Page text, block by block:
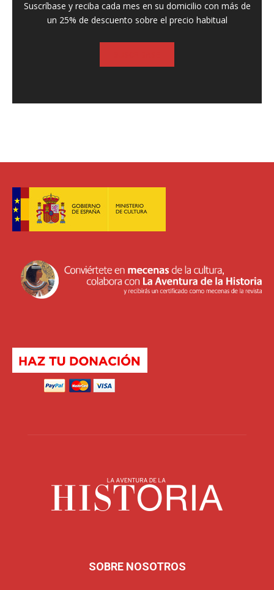
Suscríbase y reciba cada mes en su domicilio con más de
un 25% de descuento sobre el precio habitual
SOBRE NOSOTROS